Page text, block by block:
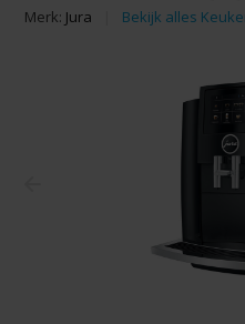
Merk: Jura Bekijk alles